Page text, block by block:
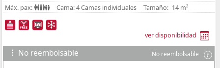
Máx. pax: Cama: 4 Camas individuales Tamaño: 14 m²
ver disponibilidad
No reembolsable No reembolsable